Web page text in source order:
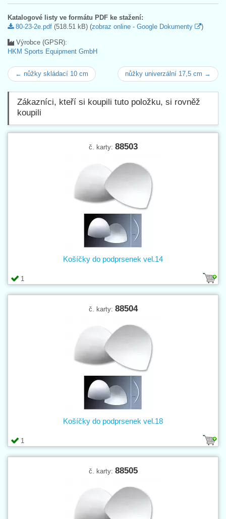
Katalogové listy ve formátu PDF ke stažení:
80-23-2e.pdf (518.51 kB) (zobraz online - Google Dokumenty )
Výrobce (GPSR):
HKM Sports Equipment GmbH
← nůžky skládací 10 cm nůžky univerzální 17,5 cm →
Zákazníci, kteří si koupili tuto položku, si rovněž
koupili
č. karty: 88503
1
Košíčky do podprsenek vel.14
č. karty: 88504
1
Košíčky do podprsenek vel.18
č. karty: 88505